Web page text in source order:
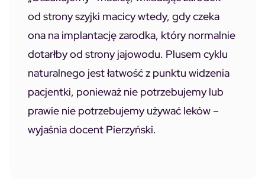
od strony szyjki macicy wtedy, gdy czeka
ona na implantację zarodka, który normalnie
dotarłby od strony jajowodu. Plusem cyklu
naturalnego jest łatwość z punktu widzenia
pacjentki, ponieważ nie potrzebujemy lub
prawie nie potrzebujemy używać leków –
wyjaśnia docent Pierzyński.